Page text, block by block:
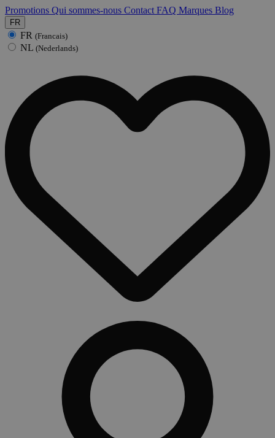
Promotions Qui sommes-nous Contact FAQ Marques Blog
FR
FR (Francais)
NL (Nederlands)